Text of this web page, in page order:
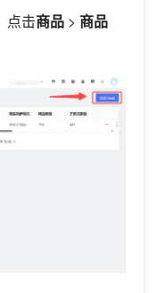
点击商品 > 商品